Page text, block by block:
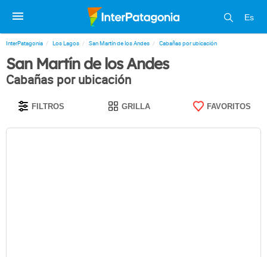
Es
InterPatagonia Los Lagos San Martín de los Andes Cabañas por ubicación
San Martín de los Andes
Cabañas por ubicación
FILTROS GRILLA FAVORITOS